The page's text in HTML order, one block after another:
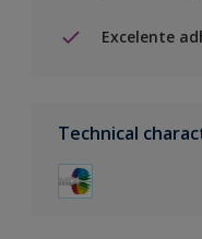
Excelente
Technical